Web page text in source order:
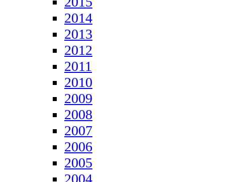
2014
2013
2012
2011
2010
2009
2008
2007
2006
2005